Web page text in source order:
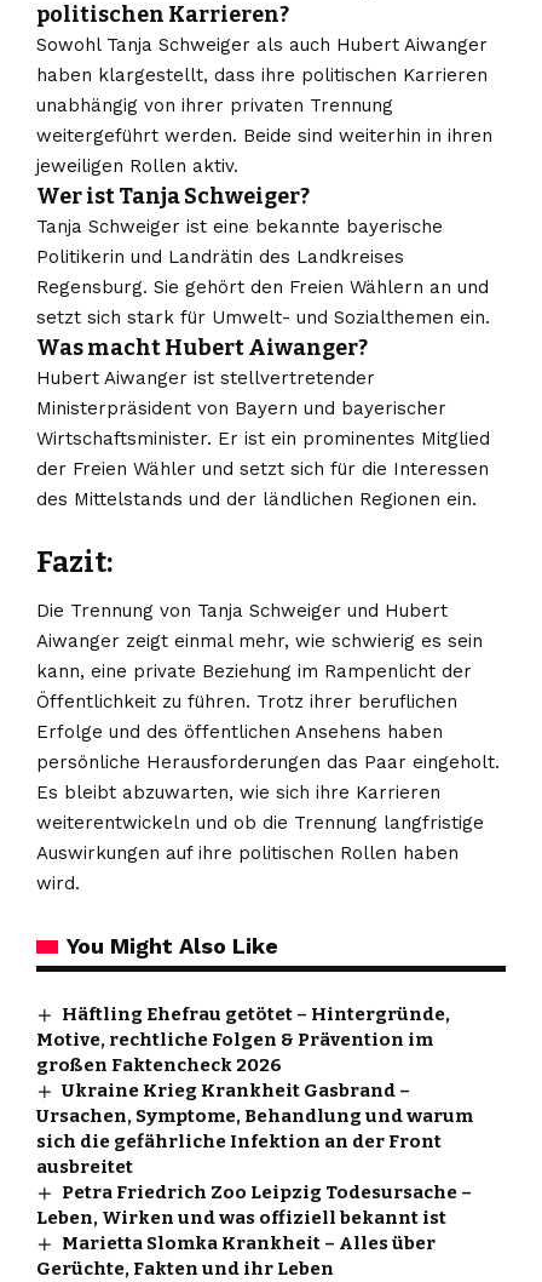
politischen Karrieren?
Sowohl Tanja Schweiger als auch Hubert Aiwanger
haben klargestellt, dass ihre politischen Karrieren
unabhängig von ihrer privaten Trennung
weitergeführt werden. Beide sind weiterhin in ihren
jeweiligen Rollen aktiv.
Wer ist Tanja Schweiger?
Tanja Schweiger ist eine bekannte bayerische
Politikerin und Landrätin des Landkreises
Regensburg. Sie gehört den Freien Wählern an und
setzt sich stark für Umwelt- und Sozialthemen ein.
Was macht Hubert Aiwanger?
Hubert Aiwanger ist stellvertretender
Ministerpräsident von Bayern und bayerischer
Wirtschaftsminister. Er ist ein prominentes Mitglied
der Freien Wähler und setzt sich für die Interessen
des Mittelstands und der ländlichen Regionen ein.
Fazit:
Die Trennung von Tanja Schweiger und Hubert
Aiwanger zeigt einmal mehr, wie schwierig es sein
kann, eine private Beziehung im Rampenlicht der
Öffentlichkeit zu führen. Trotz ihrer beruflichen
Erfolge und des öffentlichen Ansehens haben
persönliche Herausforderungen das Paar eingeholt.
Es bleibt abzuwarten, wie sich ihre Karrieren
weiterentwickeln und ob die Trennung langfristige
Auswirkungen auf ihre politischen Rollen haben
wird.
You Might Also Like
Häftling Ehefrau getötet – Hintergründe,
Motive, rechtliche Folgen & Prävention im
großen Faktencheck 2026
Ukraine Krieg Krankheit Gasbrand –
Ursachen, Symptome, Behandlung und warum
sich die gefährliche Infektion an der Front
ausbreitet
Petra Friedrich Zoo Leipzig Todesursache –
Leben, Wirken und was offiziell bekannt ist
Marietta Slomka Krankheit – Alles über
Gerüchte, Fakten und ihr Leben